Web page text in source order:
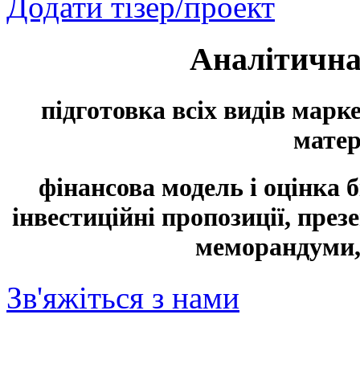
підготовка всіх видів
фінансова модель і оцінка
інвестиційні пропозиції,
меморандуми,
Зв'яжіться з нами